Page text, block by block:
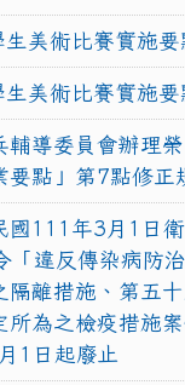
美術比賽實施要
美術比賽實施要
輔導委員會辦理
要點」第7點修正
國111年3月1日
違反傳染病防
隔離措施、第五
所為之檢疫措施
1日起廢止